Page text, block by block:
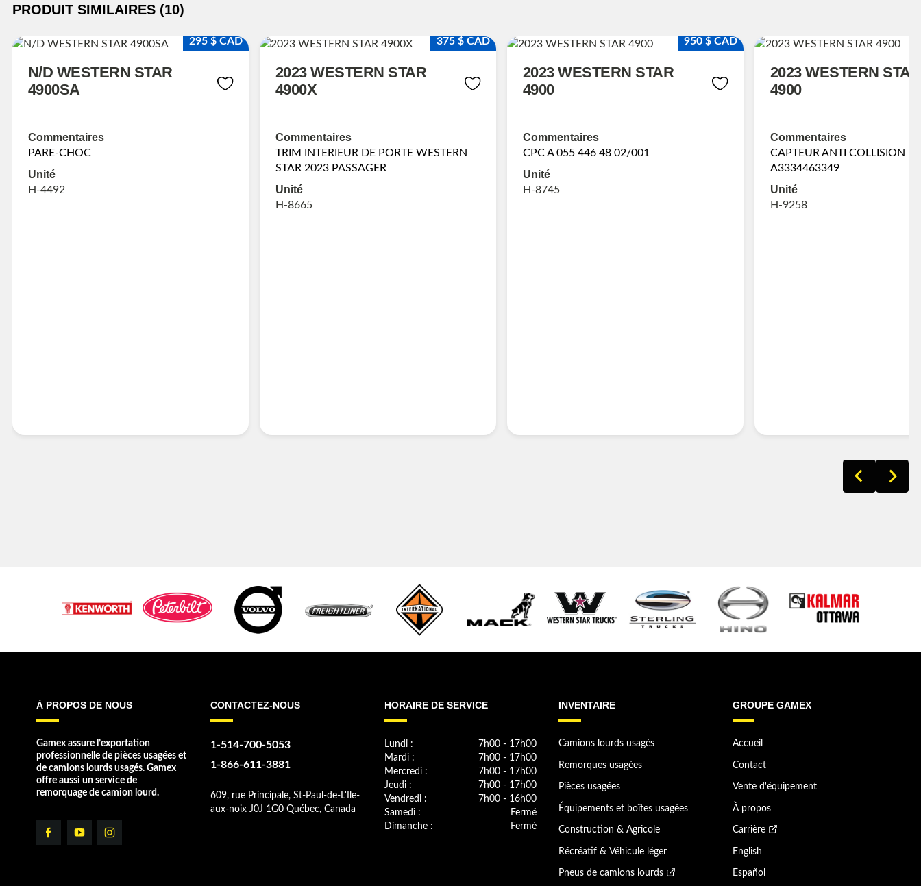
PRODUIT SIMILAIRES (10)
295 $ CAD
N/D WESTERN STAR
4900SA
Commentaires
PARE-CHOC
Unité
H-4492
375 $ CAD
2023 WESTERN STAR
4900X
Commentaires
TRIM INTERIEUR DE PORTE WESTERN
STAR 2023 PASSAGER
Unité
H-8665
950 $ CAD
2023 WESTERN STAR
4900
Commentaires
CPC A 055 446 48 02/001
Unité
H-8745
2023 WESTERN STAR
4900
Commentaires
CAPTEUR ANTI COLLISION P/
A3334463349
Unité
H-9258
À PROPOS DE NOUS
Gamex assure l’exportation
professionnelle de pièces usagées et
de camions lourds usagés. Gamex
offre aussi un service de
remorquage de camion lourd.
CONTACTEZ-NOUS
1-514-700-5053
1-866-611-3881
609, rue Principale, St-Paul-de-L'Ile-
aux-noix J0J 1G0 Québec, Canada
HORAIRE DE SERVICE
Lundi :
7h00 - 17h00
Mardi :
7h00 - 17h00
Mercredi :
7h00 - 17h00
Jeudi :
7h00 - 17h00
Vendredi :
7h00 - 16h00
Samedi :
Fermé
Dimanche :
Fermé
INVENTAIRE
Camions lourds usagés
Remorques usagées
Pièces usagées
Équipements et boîtes usagées
Construction & Agricole
Récréatif & Véhicule léger
Pneus de camions lourds
GROUPE GAMEX
Accueil
Contact
Vente d'équipement
À propos
Carrière
English
Español